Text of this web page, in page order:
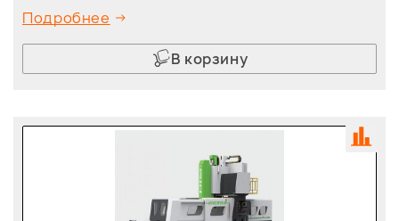
Подробнее
В корзину